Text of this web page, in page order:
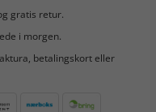
gratis retur.
i morgen.
betalingskort eller